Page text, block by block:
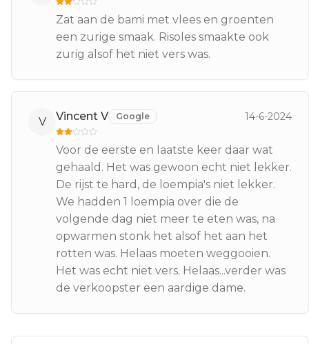
Zat aan de bami met vlees en groenten
een zurige smaak. Risoles smaakte ook
zurig alsof het niet vers was.
V Vincent V Google 14-6-2024
Voor de eerste en laatste keer daar wat
gehaald. Het was gewoon echt niet lekker.
De rijst te hard, de loempia's niet lekker.
We hadden 1 loempia over die de
volgende dag niet meer te eten was, na
opwarmen stonk het alsof het aan het
rotten was. Helaas moeten weggooien.
Het was echt niet vers. Helaas...verder was
de verkoopster een aardige dame.